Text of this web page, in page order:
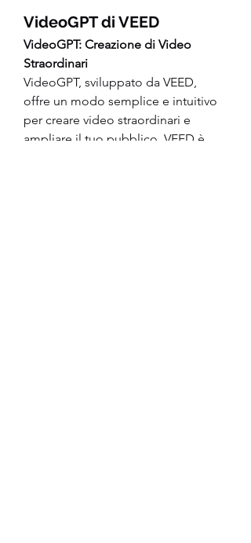
VideoGPT di VEED
VideoGPT: Creazione di Video
Straordinari
VideoGPT, sviluppato da VEED,
offre un modo semplice e intuitivo
per creare video straordinari e
ampliare il tuo pubblico. VEED è